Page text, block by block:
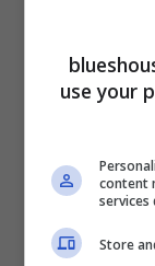
Blues nel
I migliori
use your
content
services
Store